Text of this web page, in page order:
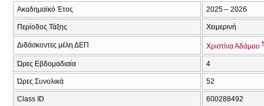
Ακαδημαϊκό Έτος 2025 – 2026
Περίοδος Τάξης Χειμερινή
Διδάσκοντες μέλη ΔΕΠ Χριστίνα Αδάμου
Ώρες Εβδομαδιαία 4
Ώρες Συνολικά 52
Class ID 600288492